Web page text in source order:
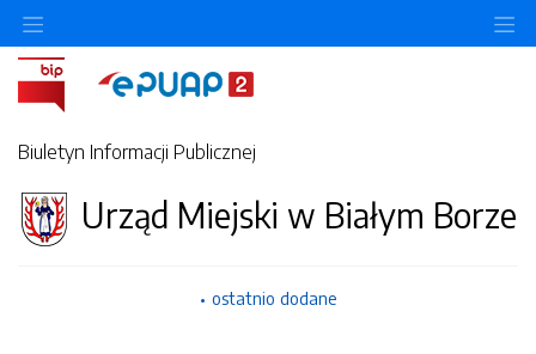
Biuletyn Informacji Publicznej
Urząd Miejski w Białym Borze
ostatnio dodane